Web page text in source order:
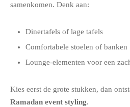
samenkomen. Denk aan:
Dinertafels of lage tafels
Comfortabele stoelen of banken
Lounge-elementen voor een
Kies eerst de grote stukken, dan
Ramadan event styling.